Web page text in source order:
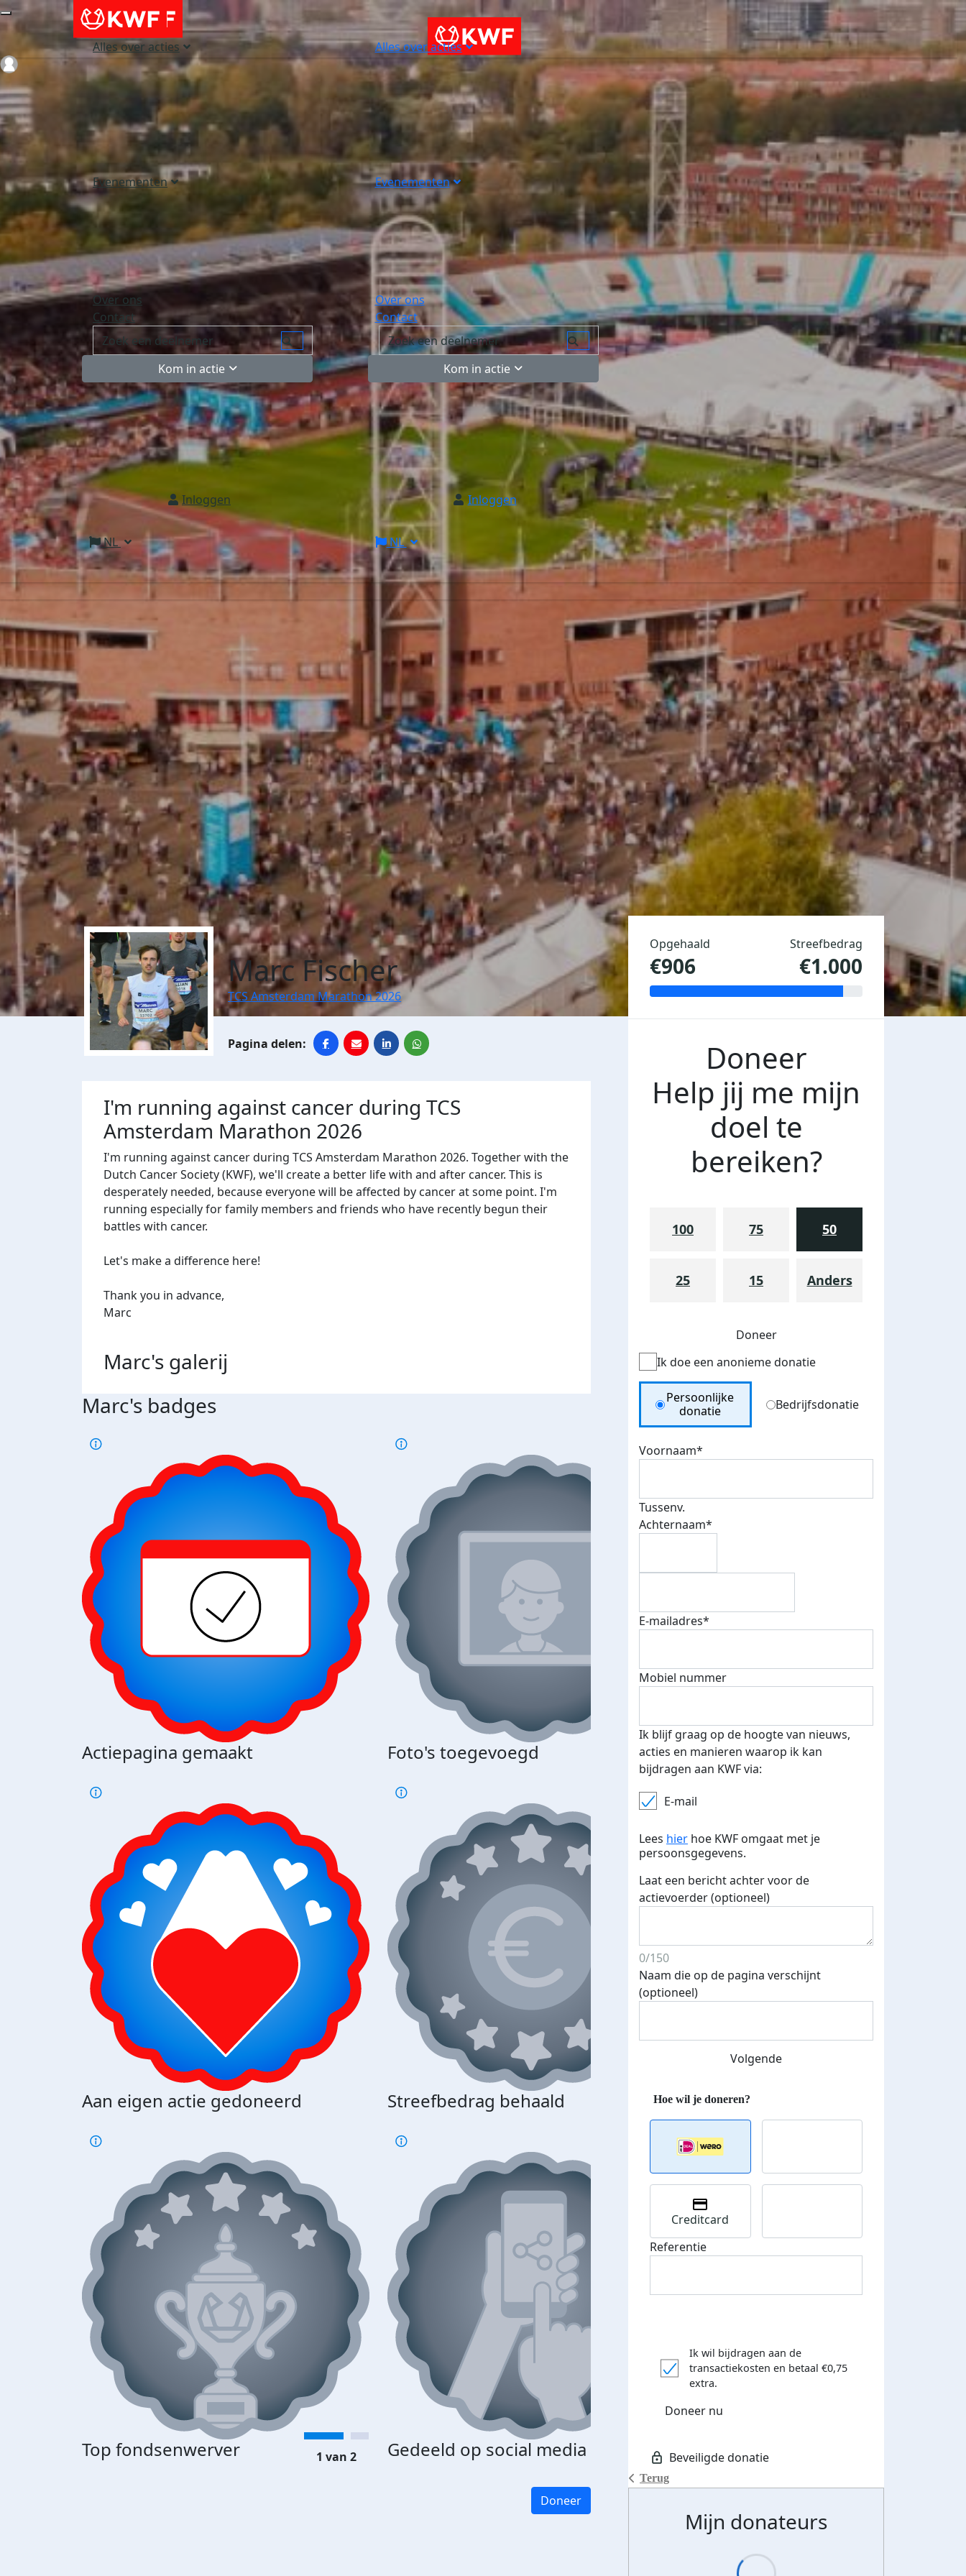
Alles over acties
Evenementen
Over ons
Contact
Kom in actie
Inloggen
NL
Alles over acties
Evenementen
Over ons
Contact
Kom in actie
Inloggen
NL
Login
Marc Fischer
TCS Amsterdam Marathon 2026
I'm running against cancer during TCS
Amsterdam Marathon 2026
I'm running against cancer during TCS Amsterdam Marathon 2026. Together with the
Dutch Cancer Society (KWF), we'll create a better life with and after cancer. This is
desperately needed, because everyone will be affected by cancer at some point. I'm
running especially for family members and friends who have recently begun their
battles with cancer.
Let's make a difference here!
Thank you in advance,
Marc
Marc's galerij
Marc's badges
Actiepagina gemaakt Foto's toegevoegd E-mails verstuurd
Aan eigen actie gedoneerd Streefbedrag behaald Streefbedrag verhoogd
Top fondsenwerver Gedeeld op social media Donateurs bedankt
€500 euro opgehaald: t-shirt
verdiend
1 van 2
Doneer
Opgehaald
€906
Streefbedrag
€1.000
Doneer
Help jij me mijn
doel te
bereiken?
100 75 50
25 15 Anders
Doneer
Ik doe een anonieme donatie
Donation Type
Persoonlijke
donatie
Bedrijfsdonatie
Voornaam*
Tussenv.
Achternaam*
E-mailadres*
Mobiel nummer
Ik blijf graag op de hoogte van nieuws,
acties en manieren waarop ik kan
bijdragen aan KWF via:
E-mail
Lees hier hoe KWF omgaat met je
persoonsgegevens.
Laat een bericht achter voor de
actievoerder (optioneel)
0/150
Naam die op de pagina verschijnt
(optioneel)
Volgende
Terug
Creditcard
Referentie
Ik wil bijdragen aan de
transactiekosten en betaal €0,75
extra.
Doneer nu
Mijn donateurs